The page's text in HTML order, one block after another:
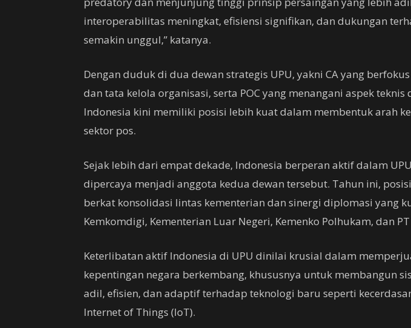
interoperabilitas meningkat, efisiensi signifikan, dan dukungan
semakin unggul,” katanya.
Dengan duduk di dua dewan strategis UPU, yakni CA yang
dan tata kelola organisasi, serta POC yang menangani aspek teknis
Indonesia kini memiliki posisi lebih kuat dalam membentuk arah
sektor pos.
Sejak lebih dari empat dekade, Indonesia berperan aktif dalam
dipercaya menjadi anggota kedua dewan tersebut. Tahun ini,
berkat konsolidasi lintas kementerian dan sinergi diplomasi yang
Kemkomdigi, Kementerian Luar Negeri, Kemenko Polhukam, dan
Keterlibatan aktif Indonesia di UPU dinilai krusial dalam
kepentingan negara berkembang, khususnya untuk membangun
adil, efisien, dan adaptif terhadap teknologi baru seperti
Internet of Things (IoT).